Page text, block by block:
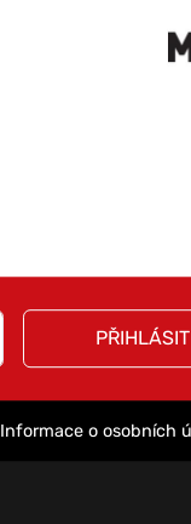
PŘIHLÁSIT
Informace o osobních